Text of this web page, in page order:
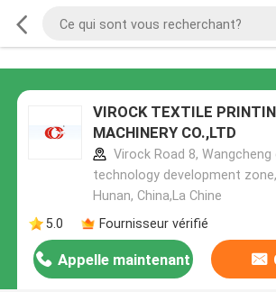
VIROCK TEXTILE
MACHINERY CO.,LTD
Virock Road 8,
technology development
Hunan, China,La Chine
5.0
Fournisseur vérifié
Appelle maintenant